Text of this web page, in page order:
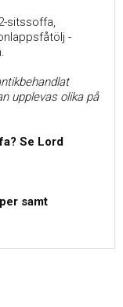
sitssoffa,
-
upplevas olika på
Se Lord
samt